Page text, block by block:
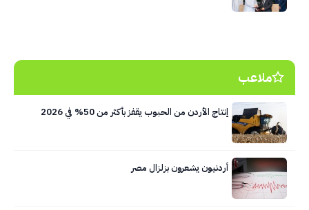
ملاعب
إنتاج الأردن من الحبوب يقفز بأكثر من 50% في 2026
أردنيون يشعرون بزلزال مصر